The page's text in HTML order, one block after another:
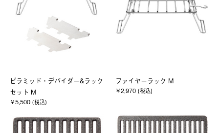
ピラミッド・デバイダー&ラック
セット M
￥5,500 (税込)
ファイヤーラック M
￥2,970 (税込)